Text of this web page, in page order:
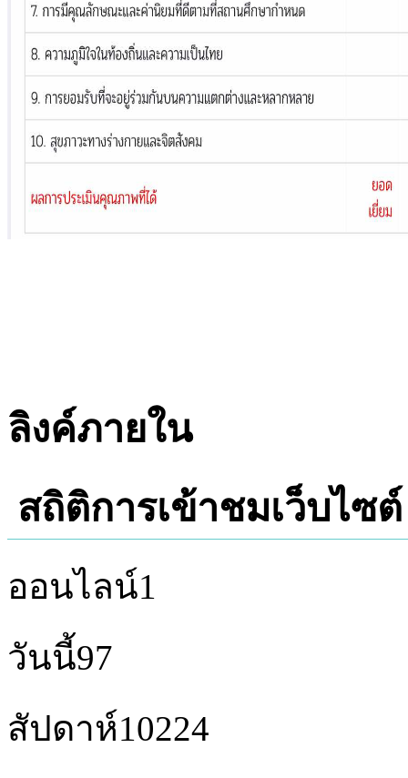
ลิงค์ภายใน
สถิติการเข้าชมเว็บไซต์
ออนไลน์1
วันนี้97
สัปดาห์10224